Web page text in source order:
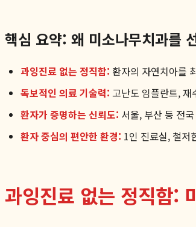
핵심 요약: 왜 미소나무치과를
과잉진료 없는 정직함: 환자의 자연치아를
독보적인 의료 기술력: 고난도 임플란트,
환자가 증명하는 신뢰도: 서울, 부산 등 전
환자 중심의 편안한 환경: 1인 진료실, 철저
과잉진료 없는 정직함: